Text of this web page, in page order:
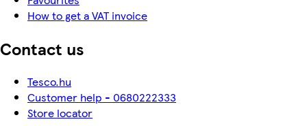
How to get a VAT invoice
Contact us
Tesco.hu
Customer help - 0680222333
Store locator